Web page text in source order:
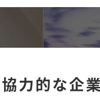
力的な企